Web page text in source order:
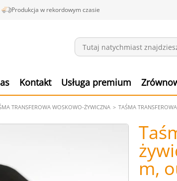
Produkcja w rekordowym czasie
Kontakt Usługa premium
TRANSFEROWA WOSKOWO-ŻYWICZNA TAŚMA
m,